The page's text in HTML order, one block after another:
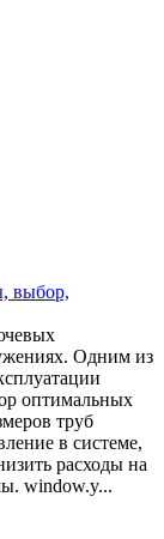
выбор,
Одним из
оптимальных
труб
в системе,
расходы на
window.y...